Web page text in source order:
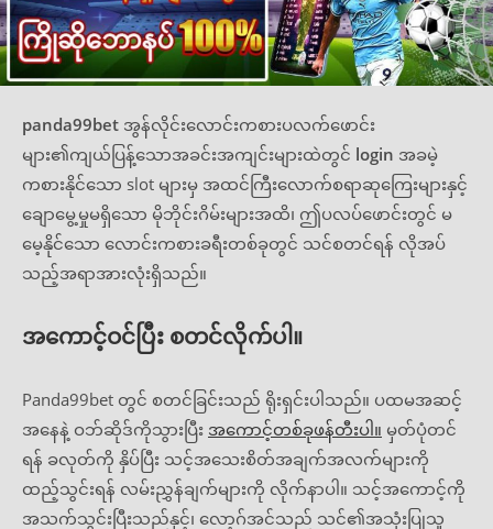
panda99bet အွန်လိုင်းလောင်းကစားပလက်ဖောင်း
များ၏ကျယ်ပြန့်သောအခင်းအကျင်းများထဲတွင် login အခမဲ့
ကစားနိုင်သော slot များမှ အထင်ကြီးလောက်စရာဆုကြေးများနှင့်
ချောမွေ့မှုမရှိသော မိုဘိုင်းဂိမ်းများအထိ၊ ဤပလပ်ဖောင်းတွင် မ
မေ့နိုင်သော လောင်းကစားခရီးတစ်ခုတွင် သင်စတင်ရန် လိုအပ်
သည့်အရာအားလုံးရှိသည်။
အကောင့်ဝင်ပြီး စတင်လိုက်ပါ။
Panda99bet တွင် စတင်ခြင်းသည် ရိုးရှင်းပါသည်။ ပထမအဆင့်
အနေနဲ့ ဝဘ်ဆိုဒ်ကိုသွားပြီး အကောင့်တစ်ခုဖန်တီးပါ။ မှတ်ပုံတင်
ရန် ခလုတ်ကို နှိပ်ပြီး သင့်အသေးစိတ်အချက်အလက်များကို
ထည့်သွင်းရန် လမ်းညွှန်ချက်များကို လိုက်နာပါ။ သင့်အကောင့်ကို
အသက်သွင်းပြီးသည်နှင့်၊ လော့ဂ်အင်သည် သင်၏အသုံးပြုသူ